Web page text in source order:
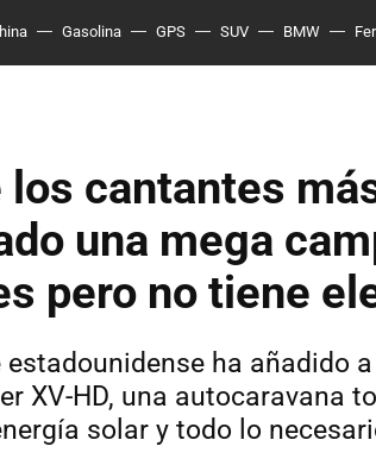
Gasolina GPS SUV BMW
los cantantes
una mega
pero no tiene
estadounidense ha añadido
XV-HD, una autocaravana
solar y todo lo